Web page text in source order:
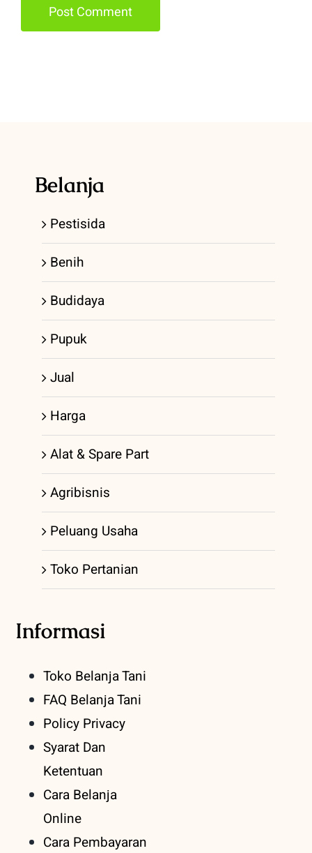
Belanja
Pestisida
Benih
Budidaya
Pupuk
Jual
Harga
Alat & Spare Part
Agribisnis
Peluang Usaha
Toko Pertanian
Informasi
Toko Belanja Tani
FAQ Belanja Tani
Policy Privacy
Syarat Dan
Ketentuan
Cara Belanja
Online
Cara Pembayaran